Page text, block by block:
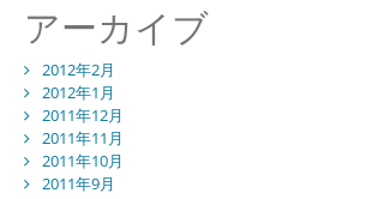
アーカイブ
2012年2月
2012年1月
2011年12月
2011年11月
2011年10月
2011年9月